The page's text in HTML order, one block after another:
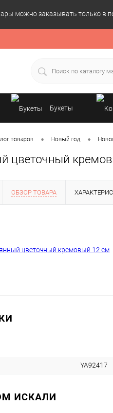
можно заказывать только в
Букеты
товаров • Новый год •
цветочный
ОБЗОР ТОВАРА
YA92417
ИСКАЛИ